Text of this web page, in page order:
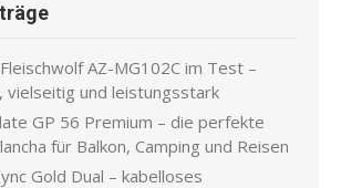
AZ-MG102C im Test –
vielseitig und leistungsstark
GP 56 Premium – die perfekte
für Balkon, Camping und Reisen
Gold Dual – kabelloses